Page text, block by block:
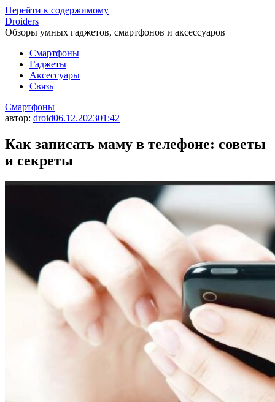
Перейти к содержимому
Droiders
Обзоры умных гаджетов, смартфонов и аксессуаров
Смартфоны
Гаджеты
Аксессуары
Связь
Смартфоны
автор: droid06.12.202301:42
Как записать маму в телефоне: советы
и секреты